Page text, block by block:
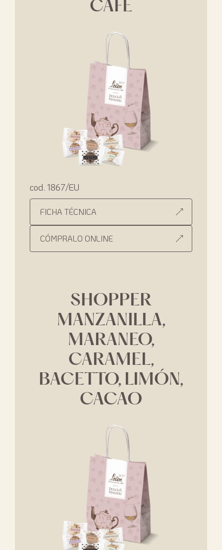
CAFÉ
cod. 1867/EU
FICHA TÉCNICA
CÓMPRALO ONLINE
SHOPPER
MANZANILLA,
MARANEO,
CARAMEL,
BACETTO, LIMÓN,
CACAO